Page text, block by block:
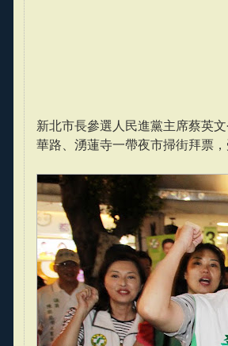
新北市長參選人民進黨主席蔡英
華路、湧蓮寺一帶夜市掃街拜票，